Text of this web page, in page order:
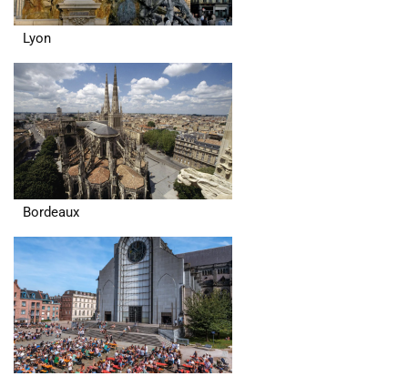
Lyon
Bordeaux